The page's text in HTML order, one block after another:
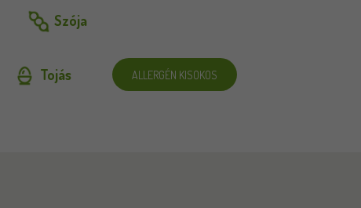
Szója
Tojás ALLERGÉN KISOKOS